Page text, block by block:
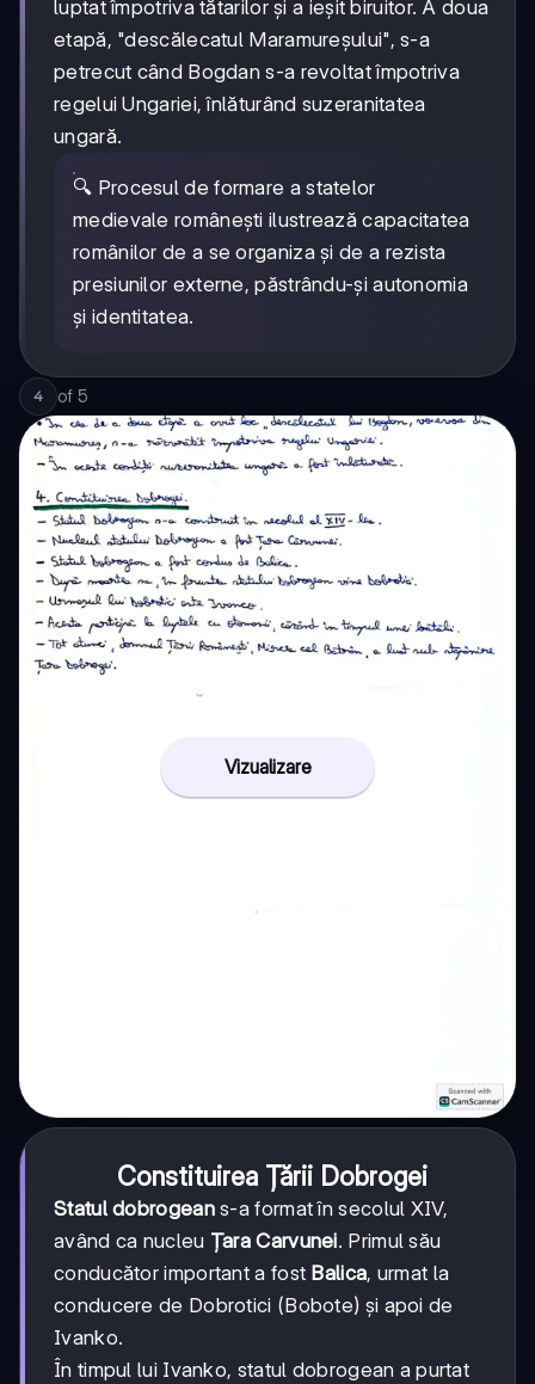
luptat împotriva tătarilor și a ieșit biruitor. A doua
etapă, "descălecatul Maramureșului", s-a
petrecut când Bogdan s-a revoltat împotriva
regelui Ungariei, înlăturând suzeranitatea
ungară.
🔍 Procesul de formare a statelor
medievale românești ilustrează capacitatea
românilor de a se organiza și de a rezista
presiunilor externe, păstrându-și autonomia
și identitatea.
4 of 5
Vizualizare
Constituirea Țării Dobrogei
Statul dobrogeans-a format în secolul XIV,
având ca nucleu Țara Carvunei. Primul său
conducător important a fost Balica, urmat la
conducere de Dobrotici (Bobote) și apoi de
Ivanko.
În timpul lui Ivanko, statul dobrogean a purtat